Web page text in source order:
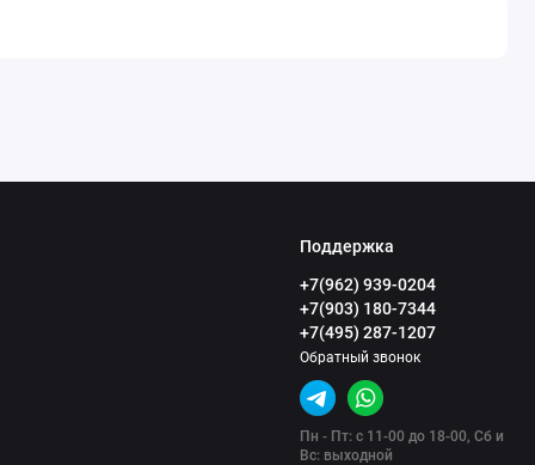
Поддержка
+7(962) 939-0204
+7(903) 180-7344
+7(495) 287-1207
Обратный звонок
Пн - Пт: с 11-00 до 18-00, Сб и
Вс: выходной